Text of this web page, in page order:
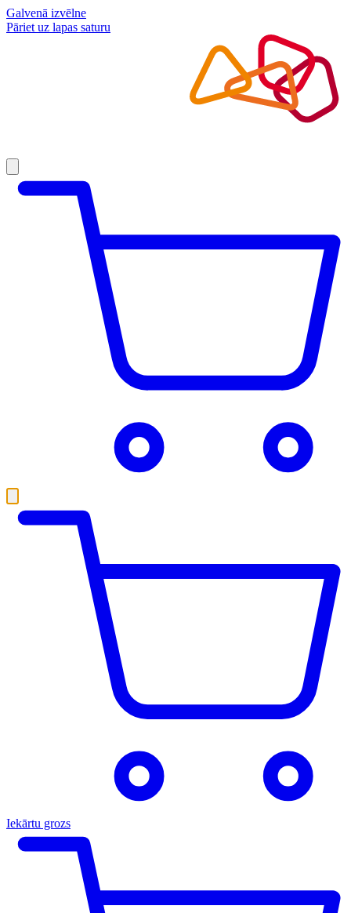
Galvenā izvēlne
Pāriet uz lapas saturu
Iekārtu grozs